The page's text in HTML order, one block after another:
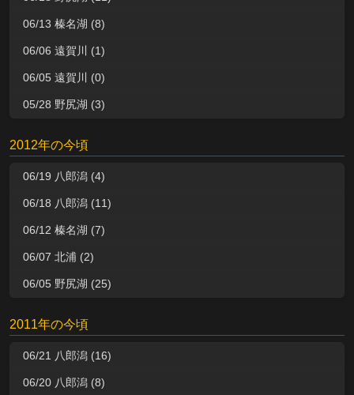
06/13 榛名湖 (8)
06/06 遠賀川 (1)
06/05 遠賀川 (0)
05/28 野尻湖 (3)
2012年の今頃
06/19 八郎潟 (4)
06/18 八郎潟 (11)
06/12 榛名湖 (7)
06/07 北浦 (2)
06/05 野尻湖 (25)
2011年の今頃
06/21 八郎潟 (16)
06/20 八郎潟 (8)